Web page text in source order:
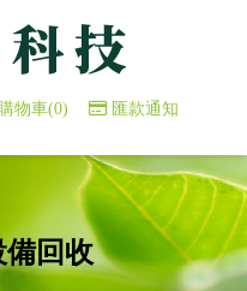
物車(0) 匯款通知
備回收